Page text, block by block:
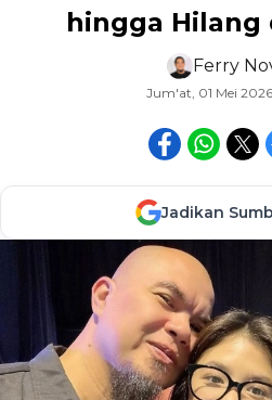
hingga Hilang
Ferry
Jum'at, 01 Mei 2026
Jadikan